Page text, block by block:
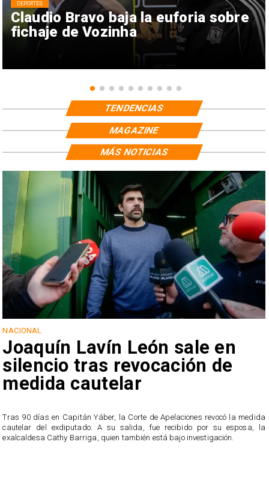
Claudio Bravo baja la euforia sobre
fichaje de Vozinha
DEPORTES
TENDENCIAS
MAGAZINE
NACIONAL
Joaquín Lavín León sale en
silencio tras revocación de
medida cautelar
Tras 90 días en Capitán Yáber, la Corte de Apelaciones revocó la medida
cautelar del exdiputado. A su salida, fue recibido por su esposa, la
exalcaldesa Cathy Barriga, quien también está bajo investigación.
MÁS NOTICIAS